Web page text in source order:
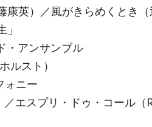
英）／風がきらめくとき
・アンサンブル
ルスト）
ォニー
エスプリ・ドゥ・コール（